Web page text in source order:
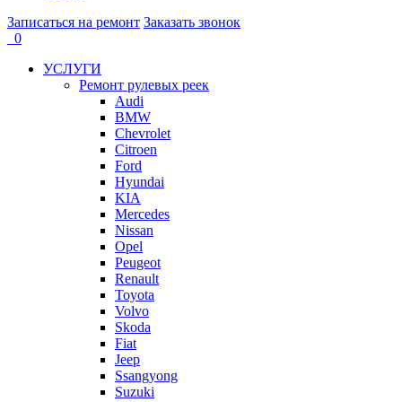
Записаться на ремонт Заказать звонок
0
УСЛУГИ
Ремонт рулевых реек
Audi
BMW
Chevrolet
Citroen
Ford
Hyundai
KIA
Mercedes
Nissan
Opel
Peugeot
Renault
Toyota
Volvo
Skoda
Fiat
Jeep
Ssangyong
Suzuki